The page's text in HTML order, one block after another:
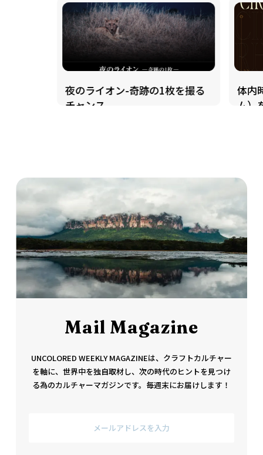
夜のライオン-奇跡の1枚を撮る
チャンス-
体内
ム）
Mail Magazine
UNCOLORED WEEKLY MAGAZINEは、クラフトカルチャー
を軸に、世界中を独自取材し、次の時代のヒントを見つけ
る為のカルチャーマガジンです。毎週末にお届けします！